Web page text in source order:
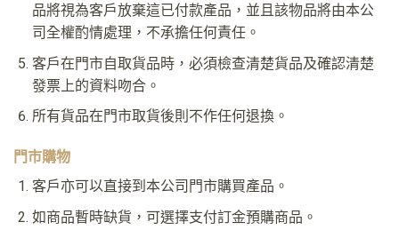
品將視為客戶放棄這已付款產品，並且該物品將由本公
司全權酌情處理，不承擔任何責任。
客戶在門市自取貨品時，必須檢查清楚貨品及確認清楚
發票上的資料吻合。
所有貨品在門市取貨後則不作任何退換。
門市購物
客戶亦可以直接到本公司門市購買產品。
如商品暫時缺貨，可選擇支付訂金預購商品。